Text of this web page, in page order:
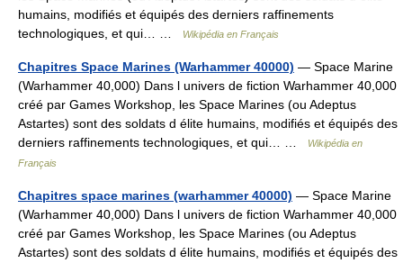
humains, modifiés et équipés des derniers raffinements
technologiques, et qui… …
Wikipédia en Français
Chapitres Space Marines (Warhammer 40000) — Space Marine
(Warhammer 40,000) Dans l univers de fiction Warhammer 40,000
créé par Games Workshop, les Space Marines (ou Adeptus
Astartes) sont des soldats d élite humains, modifiés et équipés des
derniers raffinements technologiques, et qui… …
Wikipédia en
Français
Chapitres space marines (warhammer 40000) — Space Marine
(Warhammer 40,000) Dans l univers de fiction Warhammer 40,000
créé par Games Workshop, les Space Marines (ou Adeptus
Astartes) sont des soldats d élite humains, modifiés et équipés des